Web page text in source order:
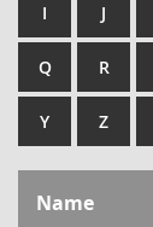
I J
Q R
Y Z
Name